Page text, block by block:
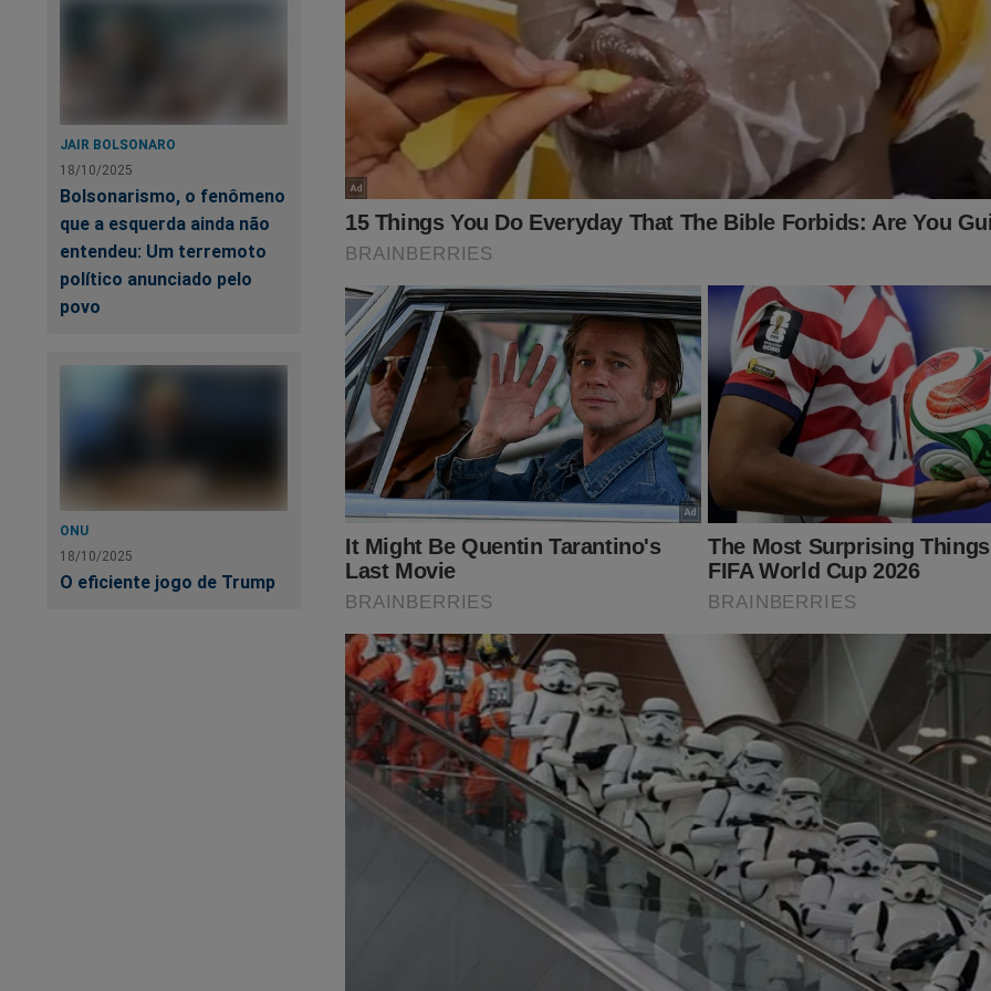
JAIR BOLSONARO
18/10/2025
Bolsonarismo, o fenômeno
que a esquerda ainda não
entendeu: Um terremoto
político anunciado pelo
povo
ONU
18/10/2025
O eficiente jogo de Trump
A eleição está chegando... Está na hora de você estampar todo o seu amor pelo
Já garantiu a sua camiseta, bandeira e faixa?
Tudo isso e muito mais você encontra no Shopping Conservador...
A maior loja patriota do Brasil!!
Clique no link abaixo:
https://www.shoppingconservador.com.br/
O Brasil precisa de você!
Caso queira, doe qualquer valor ao Jornal da Cidade Online pelo PIX (chave:
pix@jornaldacidadeonline.com.br ou 16.434.831/0001-01).